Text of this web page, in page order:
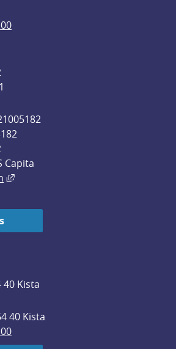
Capita
Länk till annan webbplats, öppnas
40 Kista
40 Kista